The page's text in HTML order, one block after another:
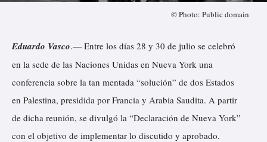
© Photo: Public domain
Eduardo Vasco.— Entre los días 28 y 30 de julio se celebró
en la sede de las Naciones Unidas en Nueva York una
conferencia sobre la tan mentada “solución” de dos Estados
en Palestina, presidida por Francia y Arabia Saudita. A partir
de dicha reunión, se divulgó la “Declaración de Nueva York”
con el objetivo de implementar lo discutido y aprobado.